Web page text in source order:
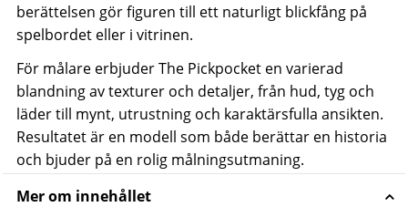
berättelsen gör figuren till ett naturligt blickfång på
spelbordet eller i vitrinen.
För målare erbjuder The Pickpocket en varierad
blandning av texturer och detaljer, från hud, tyg och
läder till mynt, utrustning och karaktärsfulla ansikten.
Resultatet är en modell som både berättar en historia
och bjuder på en rolig målningsutmaning.
Mer om innehållet